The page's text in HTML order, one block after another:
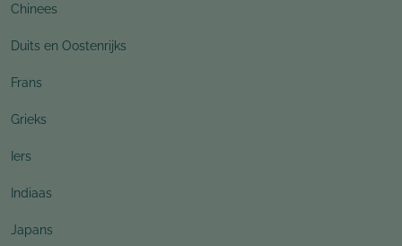
Chinees
Duits en Oostenrijks
Frans
Grieks
Iers
Indiaas
Japans